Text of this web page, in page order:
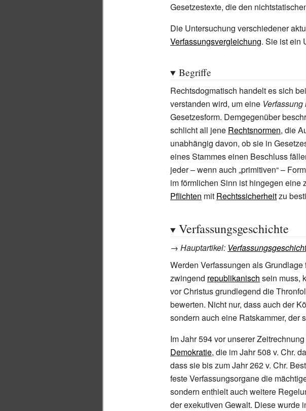
Gesetzestexte, die den
Die Untersuchung verschiedener
Verfassungsvergleichung. Sie ist ein
Begriffe
Rechtsdogmatisch handelt es sich
verstanden wird, um eine
Gesetzesform. Demgegenüber
schlicht all jene Rechtsnormen, die
unabhängig davon, ob sie in
eines Stammes einen Beschluss
jeder – wenn auch „primitiven“ –
im förmlichen Sinn ist hingegen
Pflichten mit Rechtssicherheitzu
Verfassungsgeschichte
→ Hauptartikel:
Werden Verfassungen als Grundlage
zwingend republikanisch sein muss,
vor Christus grundlegend die
bewerten. Nicht nur, dass auch der
sondern auch eine Ratskammer, der
Im Jahr 594 vor unserer
Demokratie, die im Jahr 508 v. Chr.
dass sie bis zum Jahr 262 v. Chr.
feste Verfassungsorgane die
sondern enthielt auch weitere
der exekutiven Gewalt. Diese wurde